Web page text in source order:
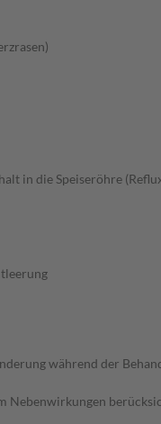
in die Speiseröhre
während der
Nebenwirkungen